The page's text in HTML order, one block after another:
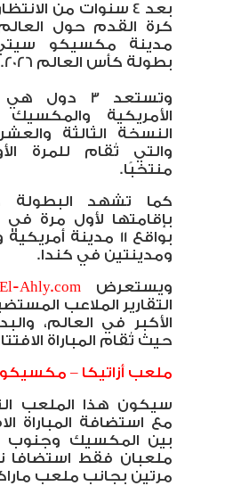
بعد 4 سنوات من
مدينة مكسيكو
بطولة كأس العالم 2026.
وتستعد 3
الأمريكية
النسخة الثالثة
منتخبًا.
كما تشهد البطولة
ومدينتين في كندا.
ويستعرضEl-Ahly.com
التقارير الملاعب
الأكبر في العالم،
حيث تُقام المباراة
ملعب أزاتيكا –
سيكون هذا الملعب
مع استضافة المباراة
بين المكسيك وجنوب
ملعبان فقط استضافا
مرتين بجانب ملعب